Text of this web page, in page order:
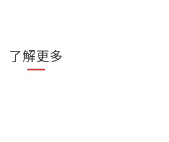
了解更多